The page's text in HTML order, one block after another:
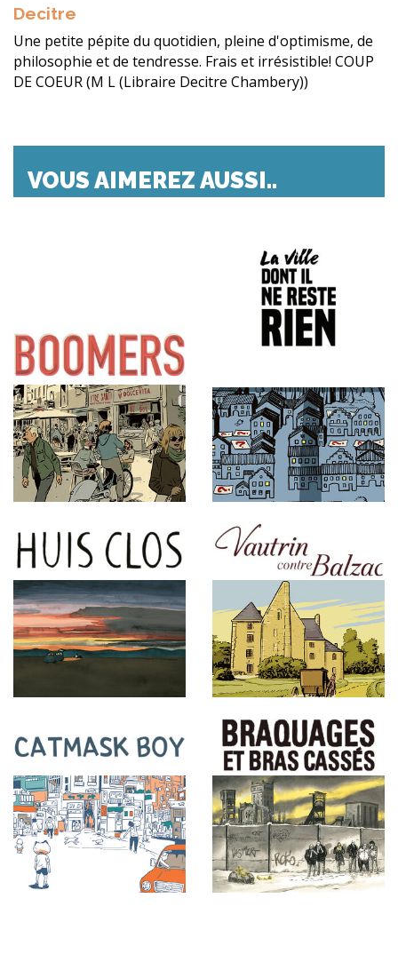
Decitre
Une petite pépite du quotidien, pleine d'optimisme, de
philosophie et de tendresse. Frais et irrésistible! COUP
DE COEUR (M L (Libraire Decitre Chambery))
VOUS AIMEREZ AUSSI..